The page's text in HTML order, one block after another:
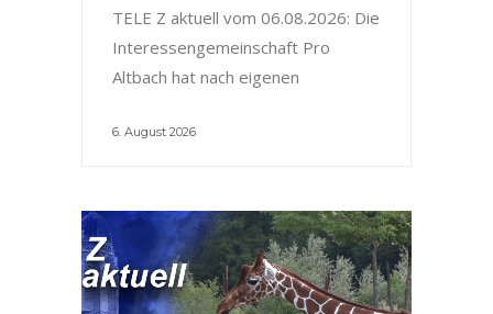
TELE Z aktuell vom 06.08.2026: Die
Interessengemeinschaft Pro
Altbach hat nach eigenen
6. August 2026